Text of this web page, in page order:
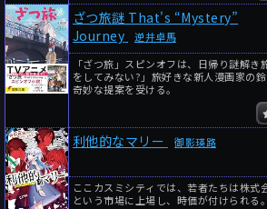
ざつ旅謎 That's “Mystery”
Journey
逆井卓馬
「ざつ旅」スピンオフは、日帰り謎解
をしてみない?」旅好きな新人漫画家の
奇妙な提案を受ける。
利他的なマリー 御影瑛路
ここカスミシティでは、若者たちは株式
という市場に上場し、時価が付けられる。